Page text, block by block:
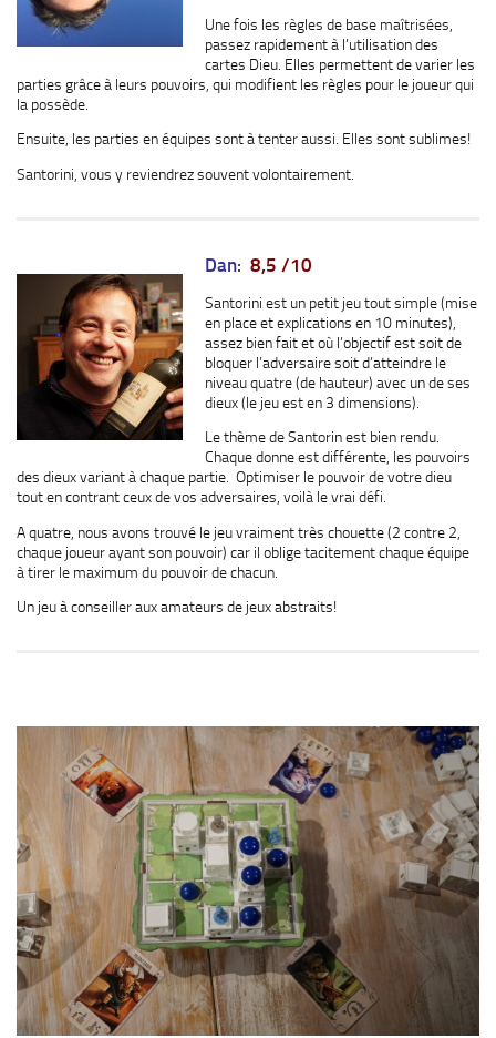
Une fois les règles de base maîtrisées,
passez rapidement à l’utilisation des
cartes Dieu. Elles permettent de varier les
parties grâce à leurs pouvoirs, qui modifient les règles pour le joueur qui
la possède.
Ensuite, les parties en équipes sont à tenter aussi. Elles sont sublimes!
Santorini, vous y reviendrez souvent volontairement.
Dan: 8,5 /10
Santorini est un petit jeu tout simple (mise
en place et explications en 10 minutes),
assez bien fait et où l’objectif est soit de
bloquer l’adversaire soit d’atteindre le
niveau quatre (de hauteur) avec un de ses
dieux (le jeu est en 3 dimensions).
Le thème de Santorin est bien rendu.
Chaque donne est différente, les pouvoirs
des dieux variant à chaque partie. Optimiser le pouvoir de votre dieu
tout en contrant ceux de vos adversaires, voilà le vrai défi.
A quatre, nous avons trouvé le jeu vraiment très chouette (2 contre 2,
chaque joueur ayant son pouvoir) car il oblige tacitement chaque équipe
à tirer le maximum du pouvoir de chacun.
Un jeu à conseiller aux amateurs de jeux abstraits!